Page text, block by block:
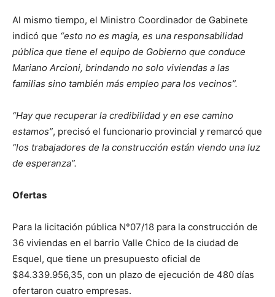
Al mismo tiempo, el Ministro Coordinador de Gabinete
indicó que “esto no es magia, es una responsabilidad
pública que tiene el equipo de Gobierno que conduce
Mariano Arcioni, brindando no solo viviendas a las
familias sino también más empleo para los vecinos”.
“Hay que recuperar la credibilidad y en ese camino
estamos”, precisó el funcionario provincial y remarcó que
“los trabajadores de la construcción están viendo una luz
de esperanza”.
Ofertas
Para la licitación pública N°07/18 para la construcción de
36 viviendas en el barrio Valle Chico de la ciudad de
Esquel, que tiene un presupuesto oficial de
$84.339.956,35, con un plazo de ejecución de 480 días
ofertaron cuatro empresas.